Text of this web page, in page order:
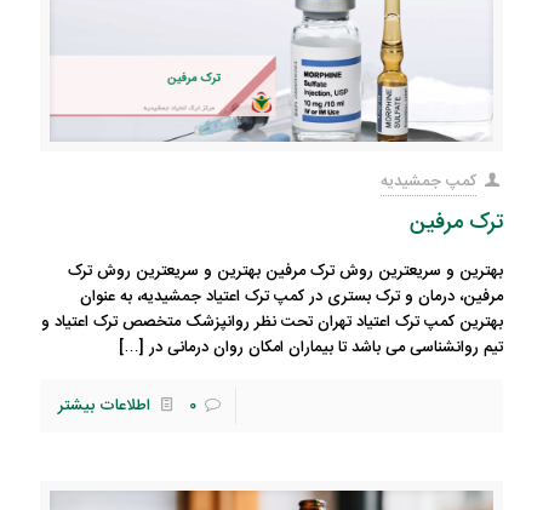
کمپ جمشیدیه
ترک مرفین
بهترین و سریعترین روش ترک مرفین بهترین و سریعترین روش ترک
مرفین، درمان و ترک بستری در کمپ ترک اعتیاد جمشیدیه، به عنوان
بهترین کمپ ترک اعتیاد تهران تحت نظر روانپزشک متخصص ترک اعتیاد و
تیم روانشناسی می باشد تا بیماران امکان روان درمانی در […]
0 اطلاعات بیشتر